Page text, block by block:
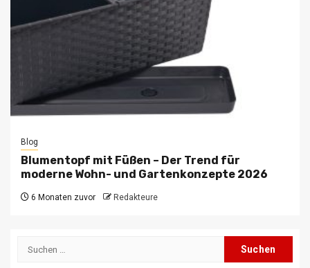
Blog
Blumentopf mit Füßen – Der Trend für
moderne Wohn- und Gartenkonzepte 2026
6 Monaten zuvor Redakteure
Suchen